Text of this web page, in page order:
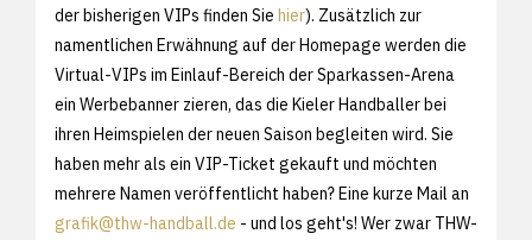
der bisherigen VIPs finden Sie hier). Zusätzlich zur
namentlichen Erwähnung auf der Homepage werden die
Virtual-VIPs im Einlauf-Bereich der Sparkassen-Arena
ein Werbebanner zieren, das die Kieler Handballer bei
ihren Heimspielen der neuen Saison begleiten wird. Sie
haben mehr als ein VIP-Ticket gekauft und möchten
mehrere Namen veröffentlicht haben? Eine kurze Mail an
grafik@thw-handball.de - und los geht's! Wer zwar THW-